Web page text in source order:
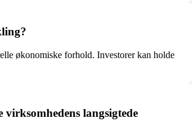
økonomiske forhold. Investorer kan holde
langsigtede